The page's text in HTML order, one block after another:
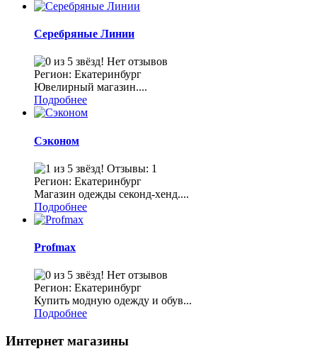
Серебряные Линии
Нет отзывов
Регион: Екатеринбург
Ювелирный магазин....
Подробнее
Сэконом
Отзывы: 1
Регион: Екатеринбург
Магазин одежды секонд-хенд....
Подробнее
Profmax
Нет отзывов
Регион: Екатеринбург
Купить модную одежду и обув...
Подробнее
Интернет магазины